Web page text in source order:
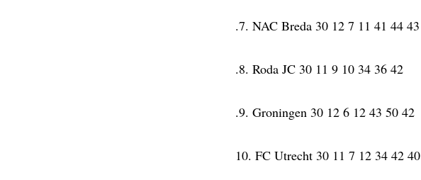
.7. NAC Breda 30 12 7 11 41 44 43
.8. Roda JC 30 11 9 10 34 36 42
.9. Groningen 30 12 6 12 43 50 42
10. FC Utrecht 30 11 7 12 34 42 40